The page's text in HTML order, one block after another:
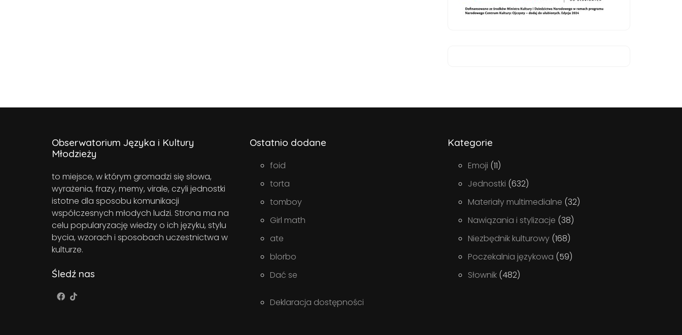
Obserwatorium Języka i Kultury
Młodzieży
to miejsce, w którym gromadzi się słowa,
wyrażenia, frazy, memy, virale, czyli jednostki
istotne dla sposobu komunikacji
współczesnych młodych ludzi. Strona ma na
celu popularyzację wiedzy o ich języku, stylu
bycia, wzorach i sposobach uczestnictwa w
kulturze.
Śledź nas
Ostatnio dodane
foid
torta
tomboy
Girl math
ate
blorbo
Dać se
Deklaracja dostępności
Kategorie
Emoji (11)
Jednostki (632)
Materiały multimedialne (32)
Nawiązania i stylizacje (38)
Niezbędnik kulturowy (168)
Poczekalnia językowa (59)
Słownik (482)